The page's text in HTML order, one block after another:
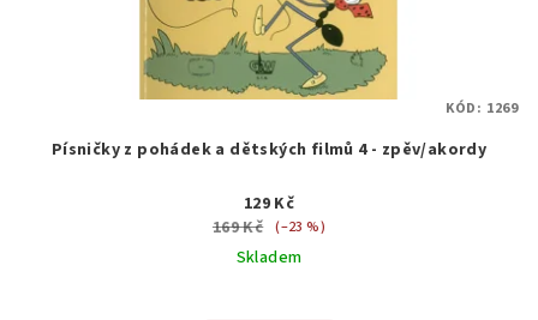
Písničky z pohádek a dětských filmů 4 - zpěv/akordy
129 Kč
169 Kč (–23 %)
Skladem
KÓD: 1269